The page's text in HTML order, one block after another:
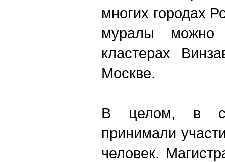
многих городах
муралы
кластерах
Москве.
В целом, в
принимали
человек.